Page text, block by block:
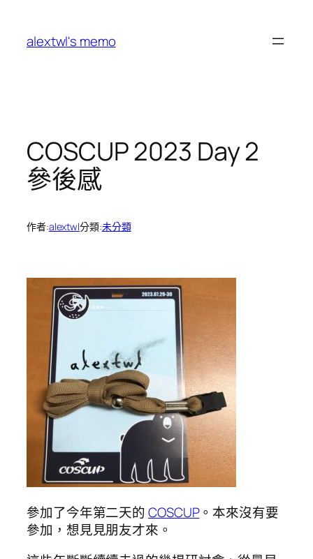
alextwl's memo
COSCUP 2023 Day 2
參後感
作者:alextwl分類:未分類
參加了今年第二天的COSCUP。本來沒有要
參加，想見見朋友才來。